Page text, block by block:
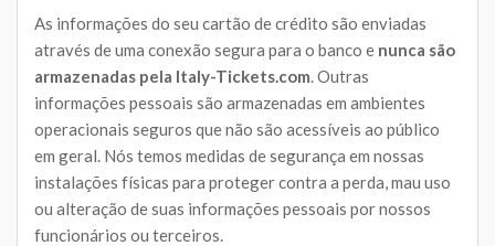
As informações do seu cartão de crédito são enviadas
através de uma conexão segura para o banco e nunca são
armazenadas pela Italy-Tickets.com. Outras
informações pessoais são armazenadas em ambientes
operacionais seguros que não são acessíveis ao público
em geral. Nós temos medidas de segurança em nossas
instalações físicas para proteger contra a perda, mau uso
ou alteração de suas informações pessoais por nossos
funcionários ou terceiros.